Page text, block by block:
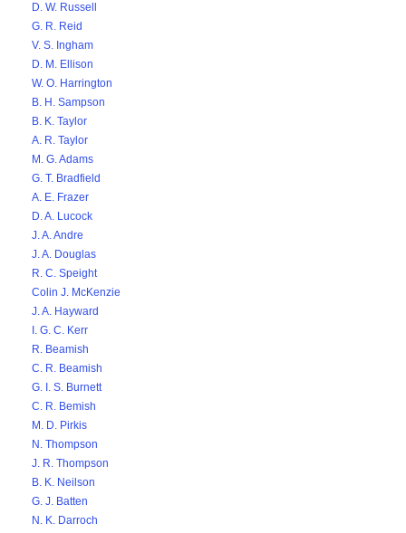
D. W. Russell
G. R. Reid
V. S. Ingham
D. M. Ellison
W. O. Harrington
B. H. Sampson
B. K. Taylor
A. R. Taylor
M. G. Adams
G. T. Bradfield
A. E. Frazer
D. A. Lucock
J. A. Andre
J. A. Douglas
R. C. Speight
Colin J. McKenzie
J. A. Hayward
I. G. C. Kerr
R. Beamish
C. R. Beamish
G. I. S. Burnett
C. R. Bemish
M. D. Pirkis
N. Thompson
J. R. Thompson
B. K. Neilson
G. J. Batten
N. K. Darroch